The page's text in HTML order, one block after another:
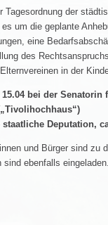
Tagesordnung der
um die geplante
eine
des
in der
bei der
Deputation,
und Bürger sind
sind ebenfalls eingeladen.